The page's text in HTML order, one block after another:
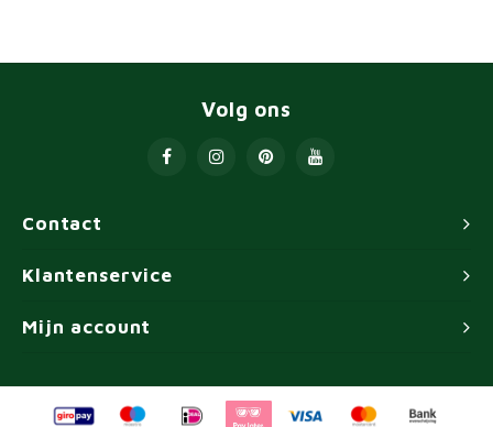
Contact
Volg ons
Klantenservice
Mijn account